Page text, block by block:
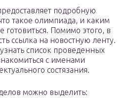
подробную
такое олимпиада, и каким
готовиться. Помимо этого, в
ссылка на новостную ленту.
список проведенных
с именами
состязания.
можно выделить: